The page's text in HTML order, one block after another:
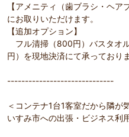
【アメニティ（歯ブラシ・ヘ
にお取りいただけます。
【追加オプション】
フル清掃（800円）バスタオ
円）を現地決済にて承っておりま
------------------------------
＜コンテナ1台1客室だから隣が
いすみ市への出張・ビジネス